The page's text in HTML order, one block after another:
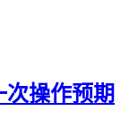
操作预期